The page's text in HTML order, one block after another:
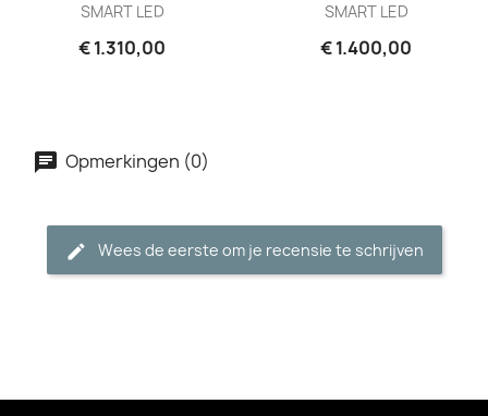
SMART LED
€ 1.310,00
SMART LED
€ 1.400,00
Opmerkingen (0)
Wees de eerste om je recensie te schrijven